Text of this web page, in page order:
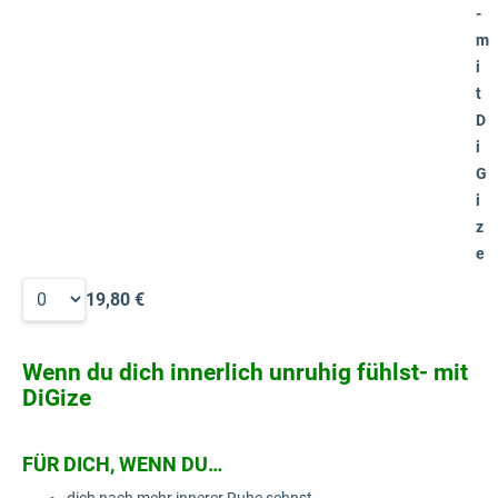
-
m
i
t
D
i
G
i
z
e
19,80 €
Wenn du dich innerlich unruhig fühlst- mit
DiGize
FÜR DICH, WENN DU…